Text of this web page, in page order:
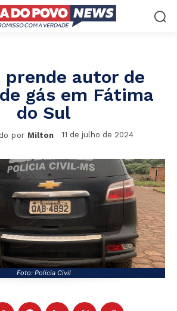
prende autor de
gás em Fátima
do Sul
por Milton 11 de julho de 2024
Foto: Polícia Civil